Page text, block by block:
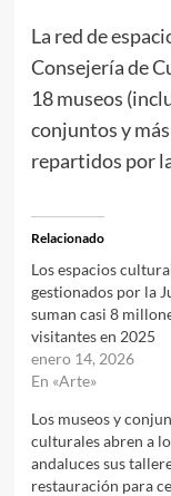
La red de
Consejería de
18 museos
conjuntos y
repartidos por
Relacionado
Los espacios
gestionados por la
suman casi 8
visitantes en 2025
enero 14, 2026
En «Arte»
Los museos y
culturales abren a
andaluces sus
restauración para